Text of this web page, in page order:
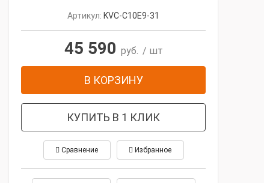
Артикул: KVC-C10E9-31
45 590 руб. / шт
В КОРЗИНУ
КУПИТЬ В 1 КЛИК
Сравнение Избранное